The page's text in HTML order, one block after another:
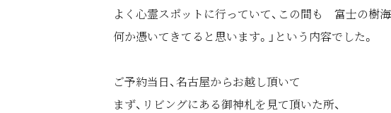
よく心霊スポットに行っていて、この間も 富士の樹
何か憑いてきてると思います。」という内容でした。
ご予約当日、名古屋からお越し頂いて
まず、リビングにある御神札を見て頂いた所、